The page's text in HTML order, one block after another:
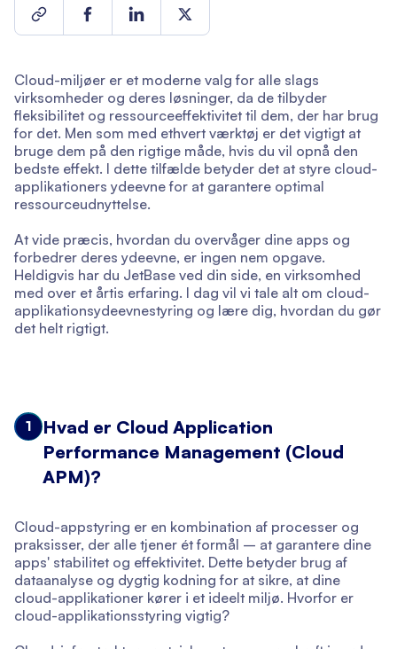
Cloud-miljøer er et moderne valg for alle slags
virksomheder og deres løsninger, da de tilbyder
fleksibilitet og ressourceeffektivitet til dem, der har brug
for det. Men som med ethvert værktøj er det vigtigt at
bruge dem på den rigtige måde, hvis du vil opnå den
bedste effekt. I dette tilfælde betyder det at styre cloud-
applikationers ydeevne for at garantere optimal
ressourceudnyttelse.
At vide præcis, hvordan du overvåger dine apps og
forbedrer deres ydeevne, er ingen nem opgave.
Heldigvis har du JetBase ved din side, en virksomhed
med over et årtis erfaring. I dag vil vi tale alt om cloud-
applikationsydeevnestyring og lære dig, hvordan du gør
det helt rigtigt.
1
Hvad er Cloud Application
Performance Management (Cloud
APM)?
Cloud-appstyring er en kombination af processer og
praksisser, der alle tjener ét formål – at garantere dine
apps' stabilitet og effektivitet. Dette betyder brug af
dataanalyse og dygtig kodning for at sikre, at dine
cloud-applikationer kører i et ideelt miljø. Hvorfor er
cloud-applikationsstyring vigtig?